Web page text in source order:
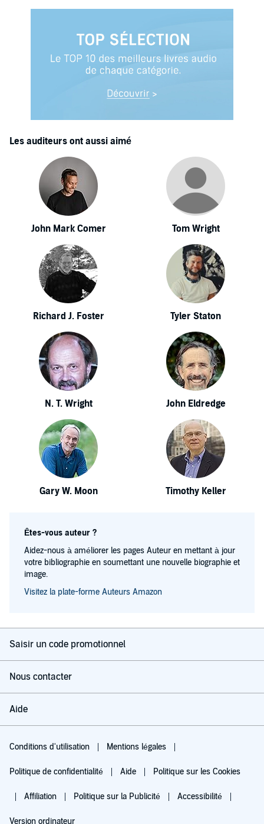
Les auditeurs ont aussi aimé
John Mark Comer Tom Wright
Richard J. Foster Tyler Staton
N. T. Wright John Eldredge
Gary W. Moon Timothy Keller
Êtes-vous auteur ?
Aidez-nous à améliorer les pages Auteur en mettant à jour
votre bibliographie en soumettant une nouvelle biographie et
image.
Visitez la plate-forme Auteurs Amazon
Saisir un code promotionnel
Nous contacter
Aide
Conditions d'utilisation Mentions légales
Politique de confidentialité Aide Politique sur les Cookies
Affiliation Politique sur la Publicité Accessibilité
Version ordinateur